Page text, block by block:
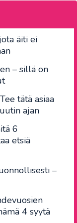
äiti ei
– sillä on
tätä asiaa
ajan
6
etsiä
–
4 syytä